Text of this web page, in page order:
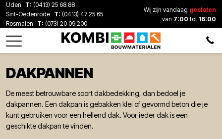
Uden T: (0413) 25 68 88
Sint-Oedenrode T: (0413) 47 25 65
Rosmalen
T: (073) 20 09 200
Wij zijn vandaag gesloten
van 7:00 tot 16:00
DAKPANNEN
De meest betrouwbare soort dakbedekking, dan bedoel je
dakpannen. Een dakpan is gebakken klei of gevormd beton die je
kunt gebruiken voor een hellend dak. Voor ieder dak is een
geschikte dakpan te vinden.